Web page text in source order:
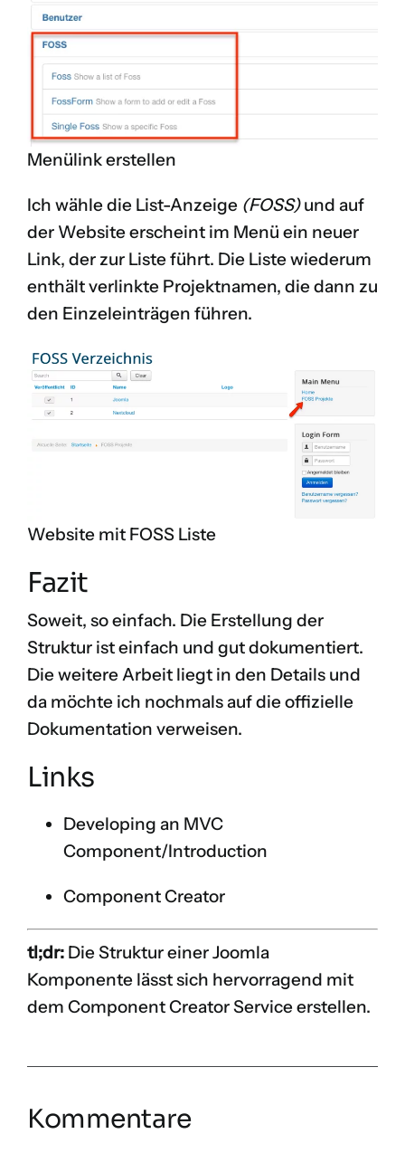
Menülink erstellen
Ich wähle die List-Anzeige (FOSS)und auf
der Website erscheint im Menü ein neuer
Link, der zur Liste führt. Die Liste wiederum
enthält verlinkte Projektnamen, die dann zu
den Einzeleinträgen führen.
Website mit FOSS Liste
Fazit
Soweit, so einfach. Die Erstellung der
Struktur ist einfach und gut dokumentiert.
Die weitere Arbeit liegt in den Details und
da möchte ich nochmals auf die offizielle
Dokumentation verweisen.
Links
Developing an MVC
Component/Introduction
Component Creator
tl;dr: Die Struktur einer Joomla
Komponente lässt sich hervorragend mit
dem Component Creator Service erstellen.
Kommentare